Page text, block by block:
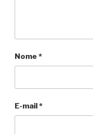
Nome *
E-mail*